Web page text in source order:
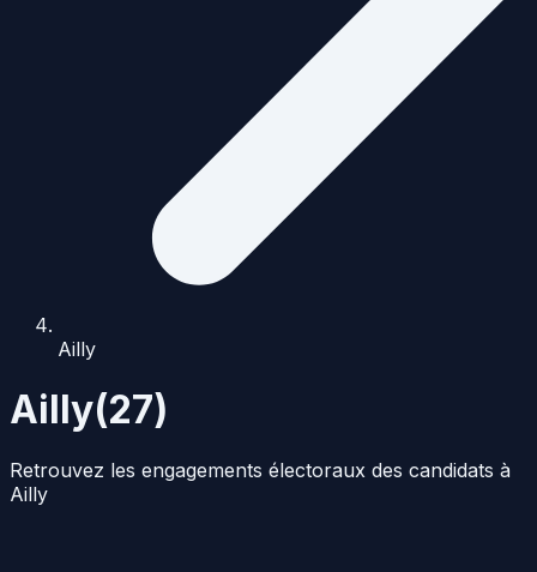
Ailly
Ailly(27)
Retrouvez les engagements électoraux des candidats à
Ailly